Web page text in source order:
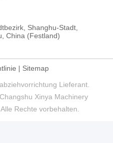
Shanghu-Stadt,
China (Festland)
| Sitemap
Lieferant.
Xinya Machinery
Rechte vorbehalten.